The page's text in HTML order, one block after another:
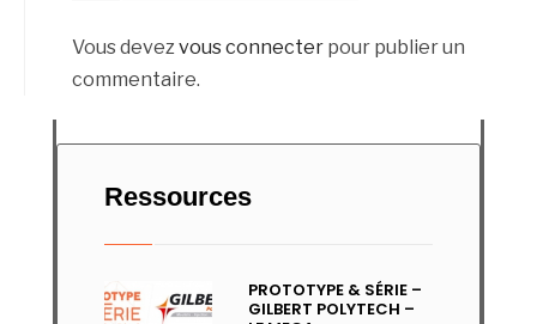
Vous devezvous connecter pour publier un
commentaire.
Ressources
PROTOTYPE & SÉRIE –
GILBERT POLYTECH –